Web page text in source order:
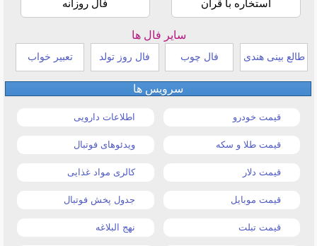
استخاره با قرآن فال روزانه
سایر فال ها
طالع بینی هندی فال چوب فال روز تولد تعبیر خواب
سرویس ها
قیمت خودرو اطلاعات دارویی
قیمت طلا و سکه ویدئوهای فوتبال
قیمت دلار کالری مواد غذایی
قیمت موبایل جدول پخش فوتبال
قیمت تبلت نهج البلاغه